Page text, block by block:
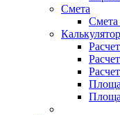
Смета
Смета